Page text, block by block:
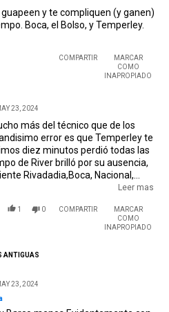
y te compliquen (y ganen)
Boca, el Bolso, y Temperley.
COMPARTIR
MARCAR
COMO
INAPROPIADO
23, 2024
error es que Temperley te
diez minutos perdió todas las
de River brilló por su ausencia,
Rivadadia,Boca, Nacional,
hacer el segundo gol trabá el
Villagra, todos juntos en la
jugadores que saben con la
Leer mas
1 0 COMPARTIR
MARCAR
COMO
INAPROPIADO
ANTIGUAS
23, 2024